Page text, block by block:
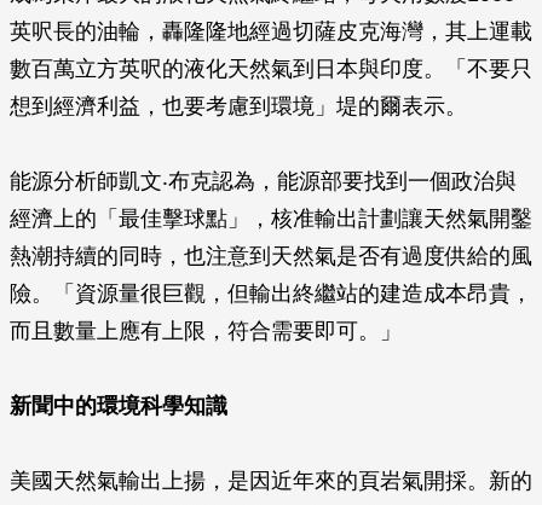
英呎長的油輪，轟隆隆地經過切薩皮克海灣，其上運載
數百萬立方英呎的液化天然氣到日本與印度。「不要只
想到經濟利益，也要考慮到環境」堤的爾表示。
能源分析師凱文‧布克認為，能源部要找到一個政治與
經濟上的「最佳擊球點」，核准輸出計劃讓天然氣開鑿
熱潮持續的同時，也注意到天然氣是否有過度供給的風
險。「資源量很巨觀，但輸出終繼站的建造成本昂貴，
而且數量上應有上限，符合需要即可。」
新聞中的環境科學知識
美國天然氣輸出上揚，是因近年來的頁岩氣開採。新的